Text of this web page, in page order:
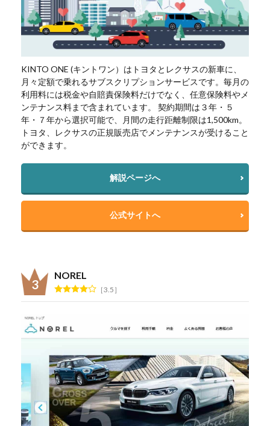
KINTO ONE (キントワン）はトヨタとレクサスの新車に、
月々定額で乗れるサブスクリプションサービスです。毎月の
利用料には税金や自賠責保険料だけでなく、任意保険料やメ
ンテナンス料まで含まれています。 契約期間は３年・５
年・７年から選択可能で、月間の走行距離制限は1,500km。
トヨタ、レクサスの正規販売店でメンテナンスが受けること
ができます。
解説ページへ
公式サイトへ
NOREL
3.5